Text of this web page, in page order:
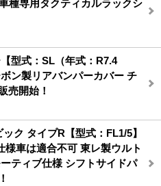
種専用タクティカルラックシ
型式：SL（年式：R7.4
ン製リアバンパーカバー チ
売開始！
ク タイプR【型式：FL1/5】
車は適合不可 東レ製ウルト
ティブ仕様 シフトサイドパ